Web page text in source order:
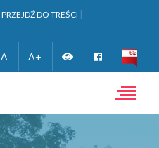
PRZEJDŹ DO TREŚCI
A A+ Zmień
kontrastową
Facebook
Toggle